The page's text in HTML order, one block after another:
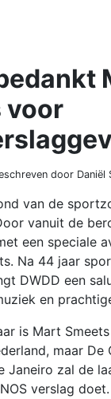
voor
door Daniël
van de
vanuit de
een speciale
Na 44 jaar
DWDD een
en
is Mart
maar De
Janeiro zal de
verslag doet.